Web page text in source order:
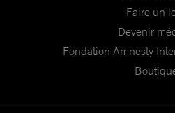
Faire un
Devenir
Fondation Amnesty